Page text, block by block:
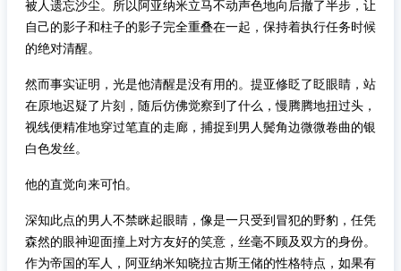
被人遗忘沙尘。所以阿亚纳米立马不动声色地向后撤了半步，让
自己的影子和柱子的影子完全重叠在一起，保持着执行任务时候
的绝对清醒。
然而事实证明，光是他清醒是没有用的。提亚修眨了眨眼睛，站
在原地迟疑了片刻，随后仿佛觉察到了什么，慢腾腾地扭过头，
视线便精准地穿过笔直的走廊，捕捉到男人鬓角边微微卷曲的银
白色发丝。
他的直觉向来可怕。
深知此点的男人不禁眯起眼睛，像是一只受到冒犯的野豹，任凭
森然的眼神迎面撞上对方友好的笑意，丝毫不顾及双方的身份。
作为帝国的军人，阿亚纳米知晓拉古斯王储的性格特点，如果有